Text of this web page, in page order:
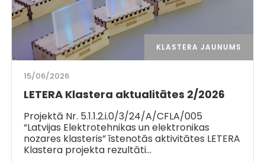
KLASTERA JAUNUMS
15/06/2026
LETERA Klastera aktualitātes 2/2026
Projektā Nr. 5.1.1.2.i.0/3/24/A/CFLA/005
“Latvijas Elektrotehnikas un elektronikas
nozares klasteris” īstenotās aktivitātes LETERA
Klastera projekta rezultāti…